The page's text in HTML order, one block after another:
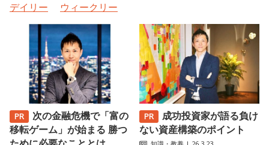
デイリー
ウィークリー
次の金融危機で「富の
移転ゲーム」が始まる 勝つ
成功投資家が語る負け
ない資産構築のポイント